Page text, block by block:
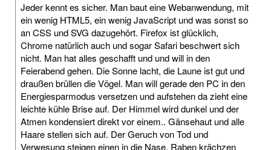
Jeder kennt es sicher. Man baut eine Webanwendung, mit
ein wenig HTML5, ein wenig JavaScript und was sonst so
an CSS und SVG dazugehört. Firefox ist glücklich,
Chrome natürlich auch und sogar Safari beschwert sich
nicht. Man hat alles geschafft und und will in den
Feierabend gehen. Die Sonne lacht, die Laune ist gut und
draußen brüllen die Vögel. Man will gerade den PC in den
Energiesparmodus versetzen und aufstehen da zieht eine
leichte kühle Brise auf. Der Himmel wird dunkel und der
Atmen kondensiert direkt vor einem.. Gänsehaut und alle
Haare stellen sich auf. Der Geruch von Tod und
Verwesung steigen einen in die Nase. Raben krächzen